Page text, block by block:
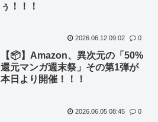
ぅ！！！
2026.06.12 09:02 0
【📦】Amazon、異次元の「50%
還元マンガ週末祭」その第1弾が
本日より開催！！！
2026.06.05 08:45 0